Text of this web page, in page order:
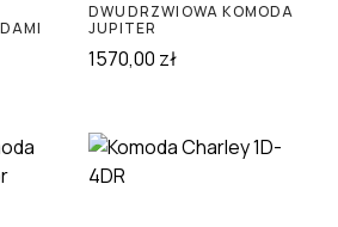
DWUDRZWIOWA KOMODA
JUPITER
1570,00 zł